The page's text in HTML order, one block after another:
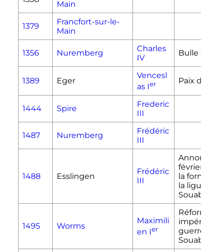
Main
1379
Francfort-sur-le-
Main
1356 Nuremberg
Charles
IV
Bulle d'Or
1389 Eger
Vencesl
as Ier Paix
1444 Spire
Frederic
III
1487 Nuremberg
Frédéric
III
1488 Esslingen
Frédéric
III
Annonce
février
la
la ligue de
Souabe
1495 Worms
Maximili
en Ier
Réforme
impériale
guerre
Souabes